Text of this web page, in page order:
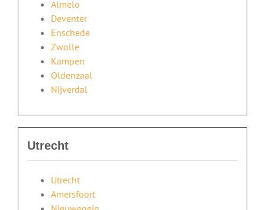
Almelo
Deventer
Enschede
Zwolle
Kampen
Oldenzaal
Nijverdal
Utrecht
Utrecht
Amersfoort